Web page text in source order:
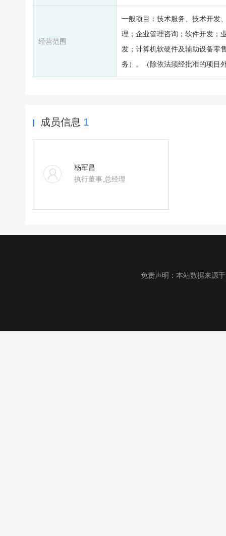
经营范围
一般项目：技术服务、技术开发
理；企业管理咨询；软件开发；
发；计算机软硬件及辅助设备零
务）。（除依法须经批准的项目
成员信息 1
杨军昌
执行董事,总经理
免责声明：本站数据来源